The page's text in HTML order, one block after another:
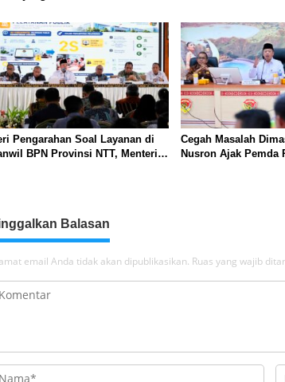
Kepemimpinan
Pengarahan Soal Layanan di
BPN Provinsi NTT, Menteri
Cegah Masalah
Nusron Ajak Pemda
Balasan
email Anda tidak akan dipublikasikan. Ruas yang wajib